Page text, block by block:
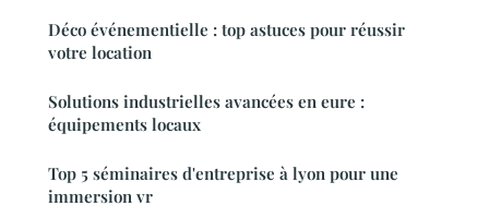
Déco événementielle : top astuces pour réussir
votre location
Solutions industrielles avancées en eure :
équipements locaux
Top 5 séminaires d'entreprise à lyon pour une
immersion vr